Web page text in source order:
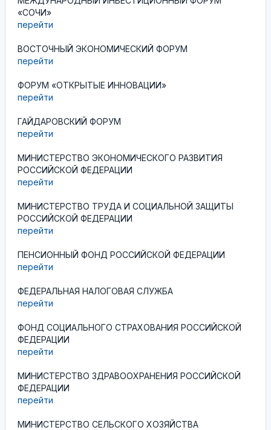
«СОЧИ»
перейти
ВОСТОЧНЫЙ ЭКОНОМИЧЕСКИЙ ФОРУМ
перейти
ФОРУМ «ОТКРЫТЫЕ ИННОВАЦИИ»
перейти
ГАЙДАРОВСКИЙ ФОРУМ
перейти
МИНИСТЕРСТВО ЭКОНОМИЧЕСКОГО РАЗВИТИЯ
РОССИЙСКОЙ ФЕДЕРАЦИИ
перейти
МИНИСТЕРСТВО ТРУДА И СОЦИАЛЬНОЙ ЗАЩИТЫ
РОССИЙСКОЙ ФЕДЕРАЦИИ
перейти
ПЕНСИОННЫЙ ФОНД РОССИЙСКОЙ ФЕДЕРАЦИИ
перейти
ФЕДЕРАЛЬНАЯ НАЛОГОВАЯ СЛУЖБА
перейти
ФОНД СОЦИАЛЬНОГО СТРАХОВАНИЯ РОССИЙСКОЙ
ФЕДЕРАЦИИ
перейти
МИНИСТЕРСТВО ЗДРАВООХРАНЕНИЯ РОССИЙСКОЙ
ФЕДЕРАЦИИ
перейти
МИНИСТЕРСТВО СЕЛЬСКОГО ХОЗЯЙСТВА